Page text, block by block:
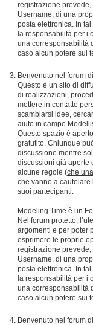
registrazione
Username, di una
posta elettronica. In
la responsabilità per i
una corresponsabilità
caso alcun potere sui
Benvenuto nel forum
Questo è un sito di
di realizzazioni,
mettere in contatto
scambiarsi idee,
aiuto in campo
Questo spazio è
gratutito. Chiunque
discussione mentre
discussioni già aperte
alcune regole (che
che vanno a
suoi partecipanti:
Modeling Time è un
Nel forum protetto,
argomenti e per poter
esprimere le proprie
registrazione
Username, di una
posta elettronica. In
la responsabilità per i
una corresponsabilità
caso alcun potere sui
Benvenuto nel forum